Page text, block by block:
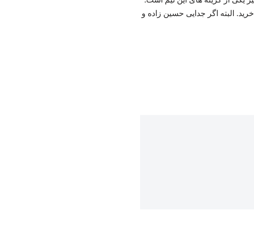
حتی ۲ مهاجم دانه درشت خواهد خرید. البته اگر جدایی حسین زاده و